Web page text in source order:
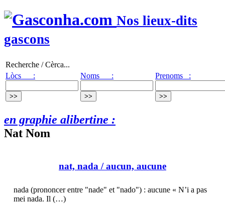
Nos lieux-dits
gascons
Recherche / Cèrca...
Lòcs :
Noms : Prenoms :
en graphie alibertine :
Nat Nom
nat, nada / aucun, aucune
nada (prononcer entre "nade" et "nado") : aucune « N’i a pas
mei nada. Il (…)